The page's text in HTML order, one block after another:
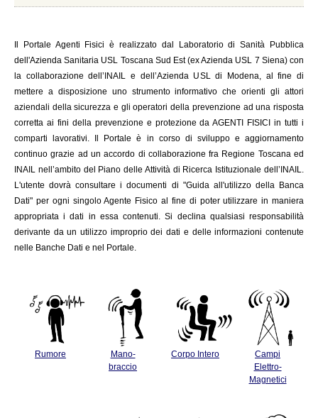
Portale Agenti Fisici è realizzato dal Laboratorio di Sanità Pubblica
dell'Azienda Sanitaria USL Toscana Sud Est (ex Azienda USL 7 Siena) con
la collaborazione dell’INAIL e dell’Azienda USL di Modena, al fine di
mettere a disposizione uno strumento informativo che orienti gli attori
aziendali della sicurezza e gli operatori della prevenzione ad una risposta
corretta ai fini della prevenzione e protezione da AGENTI FISICI in tutti i
comparti lavorativi. Il Portale è in corso di sviluppo e aggiornamento
continuo grazie ad un accordo di collaborazione fra Regione Toscana ed
INAIL nell’ambito del Piano delle Attività di Ricerca Istituzionale dell’INAIL.
L'utente dovrà consultare i documenti di "Guida all'utilizzo della Banca
Dati" per ogni singolo Agente Fisico al fine di poter utilizzare in maniera
appropriata i dati in essa contenuti. Si declina qualsiasi responsabilità
derivante da un utilizzo improprio dei dati e delle informazioni contenute
nelle Banche Dati e nel Portale.
Rumore
Mano-
braccio
Corpo Intero
Campi
Elettro-
Magnetici